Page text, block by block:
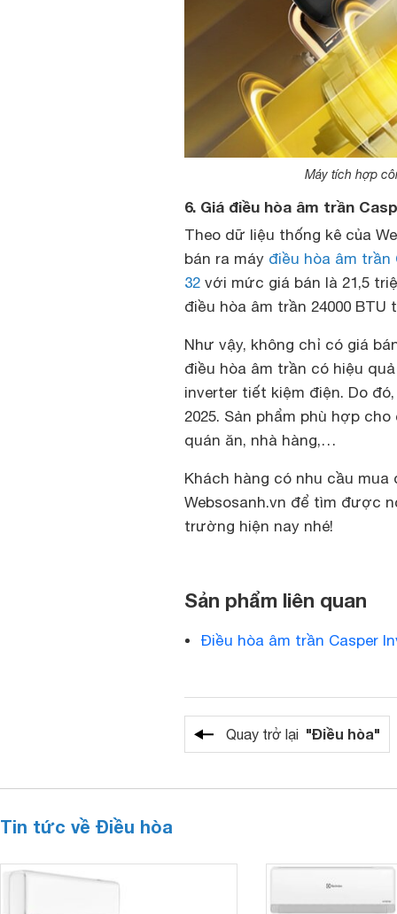
Máy tích hợp
6. Giá điều hòa âm trần
Theo dữ liệu thống kê của
bán ra máy điều hòa âm trần
32 với mức giá bán là 21,5
điều hòa âm trần 24000
Như vậy, không chỉ có giá
điều hòa âm trần có hiệu
inverter tiết kiệm điện. Do
2025. Sản phẩm phù hợp
quán ăn, nhà hàng,…
Khách hàng có nhu cầu mua
Websosanh.vn để tìm được
trường hiện nay nhé!
Sản phẩm liên quan
Điều hòa âm trần Casper
Quay trở lại "Điều hòa"
Tin tức về Điều hòa